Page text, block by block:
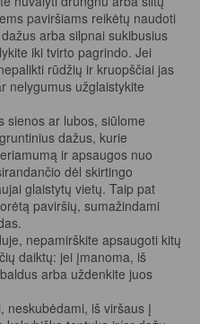
paviršiams reikėtų naudoti
arba silpnai sukibusius
iki tvirto pagrindo. Jei
rūdžių ir kruopščiai jas
nelygumus užglaistykite
sienos ar lubos, siūlome
dažus, kurie
ir apsaugos nuo
dėl skirtingo
glaistytų vietų. Taip pat
paviršių, sumažindami
nepamirškite apsaugoti kitų
daiktų: jei įmanoma, iš
arba uždenkite juos
neskubėdami, iš viršaus į